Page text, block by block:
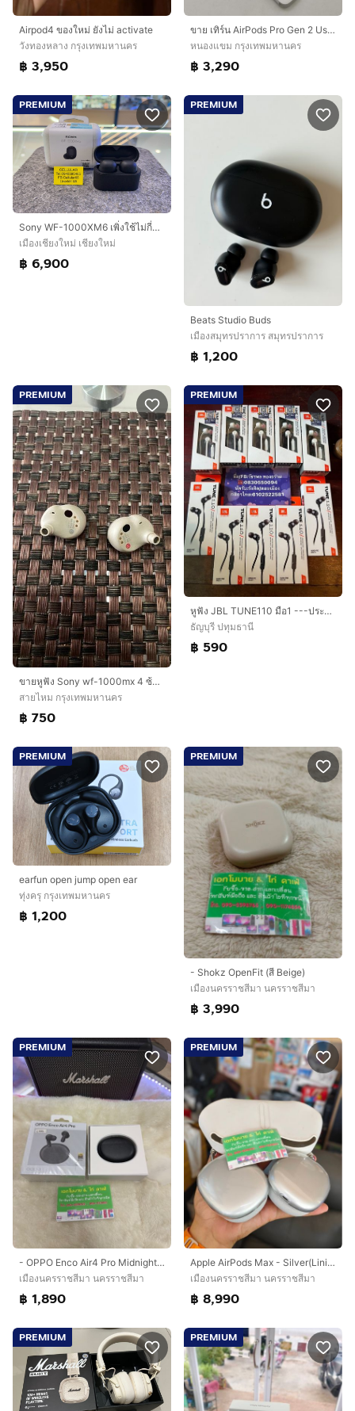
Airpod4 ของใหม่ ยังไม่ activate
วังทองหลาง กรุงเทพมหานคร
฿ 3,950
ขาย เทิร์น AirPods Pro Gen 2 Usb-C ศูนย์ไทย อุปกรณ์ครบยกกล่อง ขาดสายชาร์จ ใช้งานปกติ เพียง 3,290 บาท เท่านั้น ครับ
หนองแขม กรุงเทพมหานคร
฿ 3,290
PREMIUM
Sony WF-1000XM6 เพิ่งใช้ไม่กี่ครั้ง ประกันศูนย์ไทย6เดือนกว่า ครบกล่อง
เมืองเชียงใหม่ เชียงใหม่
฿ 6,900
PREMIUM
Beats Studio Buds
เมืองสมุทรปราการ สมุทรปราการ
฿ 1,200
PREMIUM
ขายหูฟัง Sony wf-1000mx 4 ซ้ายขวาเป็นอะไหล่
สายไหม กรุงเทพมหานคร
฿ 750
PREMIUM
หูฟัง JBL TUNE110 มือ1 ---ประกันมหาจักร 1ปี 3เดือน--- นัดรับ ช้วยลงประกันให้ได้ครับ
ธัญบุรี ปทุมธานี
฿ 590
PREMIUM
earfun open jump open ear
ทุ่งครุ กรุงเทพมหานคร
฿ 1,200
PREMIUM
- Shokz OpenFit (สี Beige)
เมืองนครราชสีมา นครราชสีมา
฿ 3,990
PREMIUM
- OPPO Enco Air4 Pro Midnight Black
เมืองนครราชสีมา นครราชสีมา
฿ 1,890
PREMIUM
Apple AirPods Max - Silver(Lining)
เมืองนครราชสีมา นครราชสีมา
฿ 8,990
PREMIUM PREMIUM